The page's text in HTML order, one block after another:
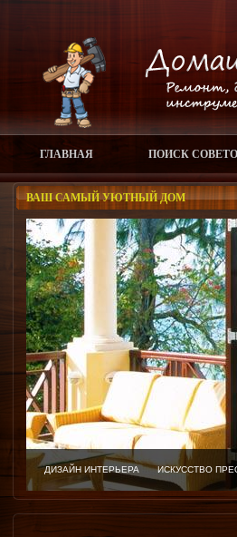
ГЛАВНАЯ ПОИСК
ВАШ САМЫЙ УЮТНЫЙ ДОМ
ДИЗАЙН ИНТЕРЬЕРА ИСКУССТВО